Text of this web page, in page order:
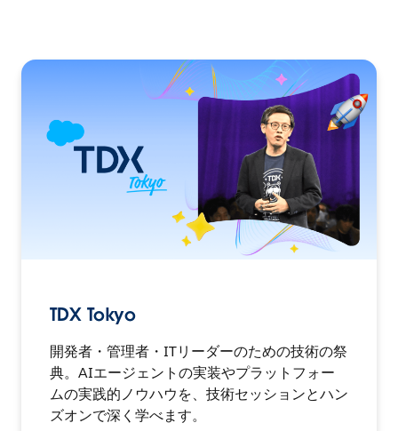
TDX Tokyo
開発者・管理者・ITリーダーのための技術の祭
典。AIエージェントの実装やプラットフォー
ムの実践的ノウハウを、技術セッションとハン
ズオンで深く学べます。